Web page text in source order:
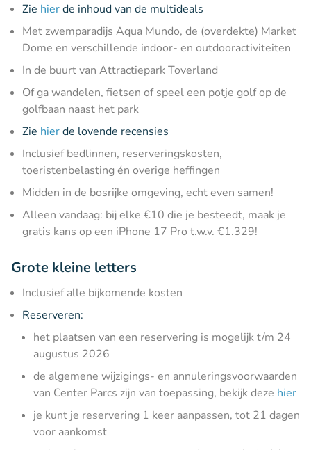
Zie hierde inhoud van de multideals
Met zwemparadijs Aqua Mundo, de (overdekte) Market
Dome en verschillende indoor- en outdooractiviteiten
In de buurt van Attractiepark Toverland
Of ga wandelen, fietsen of speel een potje golf op de
golfbaan naast het park
Zie hierde lovende recensies
Inclusief bedlinnen, reserveringskosten,
toeristenbelasting én overige heffingen
Midden in de bosrijke omgeving, echt even samen!
Alleen vandaag: bij elke €10 die je besteedt, maak je
gratis kans op een iPhone 17 Pro t.w.v. €1.329!
Grote kleine letters
Inclusief alle bijkomende kosten
Reserveren:
het plaatsen van een reservering is mogelijk t/m 24
augustus 2026
de algemene wijzigings- en annuleringsvoorwaarden
van Center Parcs zijn van toepassing, bekijk deze hier
je kunt je reservering 1 keer aanpassen, tot 21 dagen
voor aankomst